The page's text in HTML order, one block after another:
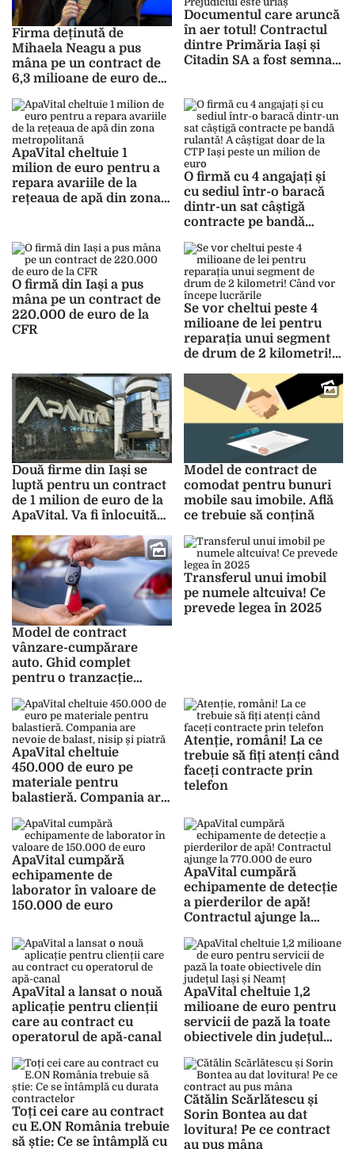
Firma deținută de
Mihaela Neagu a pus
mâna pe un contract de
6,3 milioane de euro de
Documentul care aruncă
în aer totul! Contractul
dintre Primăria Iași și
Citadin SA a fost semnat
Prejudiciul este uriaș
ApaVital cheltuie 1
milion de euro pentru a
repara avariile de la
rețeaua de apă din zona
O firmă cu 4 angajați și
cu sediul într-o baracă
dintr-un sat câștigă
contracte pe bandă
de la CTP Iași peste un
milion de euro
O firmă din Iași a pus
mâna pe un contract de
220.000 de euro de la
CFR
Se vor cheltui peste 4
milioane de lei pentru
reparația unui segment
de drum de 2 kilometri!
lucrările
Două firme din Iași se
luptă pentru un contract
de 1 milion de euro de la
ApaVital. Va fi înlocuită
străzi
Model de contract de
comodat pentru bunuri
mobile sau imobile. Află
ce trebuie să conțină
Model de contract
vânzare-cumpărare
auto. Ghid complet
pentru o tranzacție
Transferul unui imobil
pe numele altcuiva! Ce
prevede legea în 2025
ApaVital cheltuie
450.000 de euro pe
materiale pentru
balastieră. Compania are
piatră
Atenție, români! La ce
trebuie să fiți atenți când
faceți contracte prin
telefon
ApaVital cumpără
echipamente de
laborator în valoare de
150.000 de euro
ApaVital cumpără
echipamente de detecție
a pierderilor de apă!
Contractul ajunge la
ApaVital a lansat o nouă
aplicație pentru clienții
care au contract cu
operatorul de apă-canal
ApaVital cheltuie 1,2
milioane de euro pentru
servicii de pază la toate
obiectivele din județul
Toți cei care au contract
cu E.ON România trebuie
să știe: Ce se întâmplă cu
Cătălin Scărlătescu și
Sorin Bontea au dat
lovitura! Pe ce contract
au pus mâna